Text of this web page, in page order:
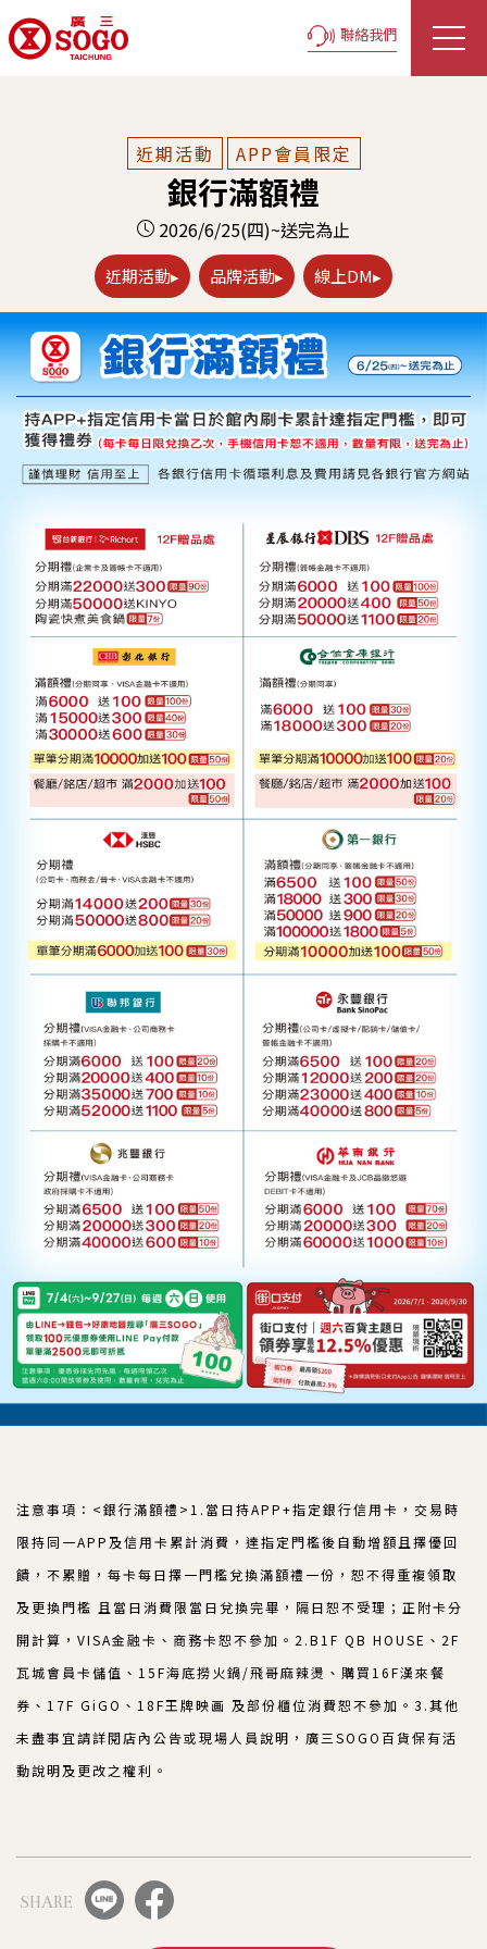
聯絡我們
近期活動 APP會員限定
銀行滿額禮
2026/6/25(四)~送完為止
近期活動▸ 品牌活動▸ 線上DM▸
注意事項：<銀行滿額禮>1.當日持APP+指定銀行信用卡，交易時
限持同一APP及信用卡累計消費，達指定門檻後自動增額且擇優回
饋，不累贈，每卡每日擇一門檻兌換滿額禮一份，恕不得重複領取
及更換門檻 且當日消費限當日兌換完畢，隔日恕不受理；正附卡分
開計算，VISA金融卡、商務卡恕不參加。2.B1F QB HOUSE、2F
瓦城會員卡儲值、15F海底撈火鍋/飛哥麻辣燙、購買16F漢來餐
券、17F GiGO、18F王牌映画 及部份櫃位消費恕不參加。3.其他
未盡事宜請詳閱店內公告或現場人員說明，廣三SOGO百貨保有活
動說明及更改之權利。
SHARE